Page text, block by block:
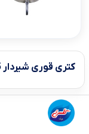
کتری قوری شیردار 5لیتر یونیک مدل 7297